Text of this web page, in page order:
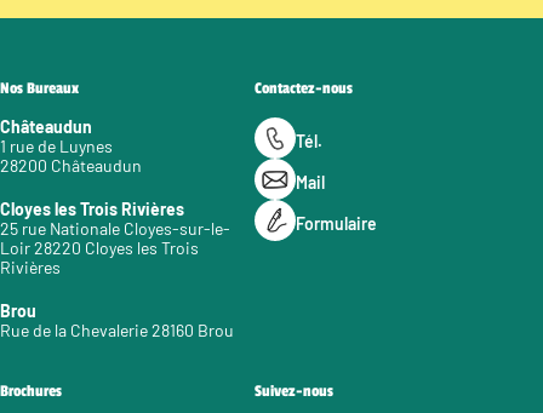
Nos Bureaux
Châteaudun
1 rue de Luynes
28200 Châteaudun
Cloyes les Trois Rivières
25 rue Nationale Cloyes-sur-le-
Loir 28220 Cloyes les Trois
Rivières
Brou
Rue de la Chevalerie 28160 Brou
Contactez-nous
Tél.
Mail
Formulaire
Brochures Suivez-nous